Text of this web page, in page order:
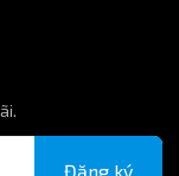
sự linh hoạt khi
Quả
Đăng ký